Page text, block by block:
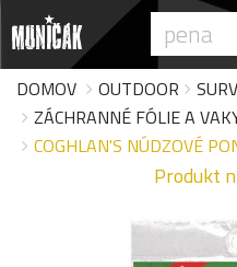
DOMOV
OUTDOOR
ZÁCHRANNÉ FÓLIE A
COGHLAN'S NÚDZOVÉ
Produkt